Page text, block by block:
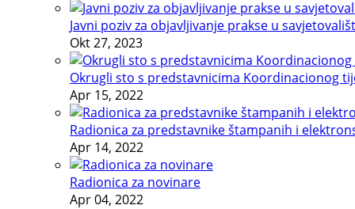
Javni poziv za objavljivanje prakse u
Okt 27, 2023
Okrugli sto s predstavnicima Koordinacionog
Apr 15, 2022
Radionica za predstavnike štampanih i
Apr 14, 2022
Radionica za novinare
Apr 04, 2022